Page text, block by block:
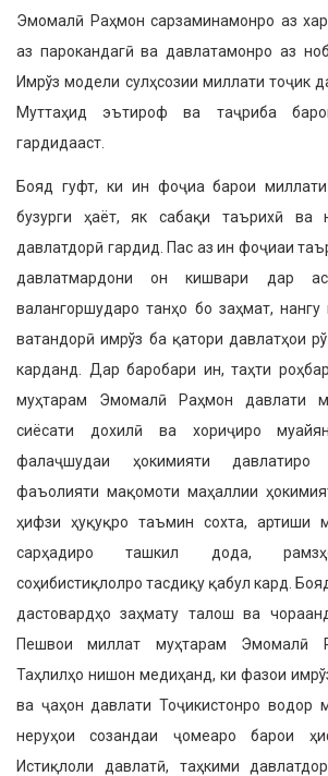
Эмомалӣ Раҳмон сарзаминамонро аз
аз парокандагӣ ва давлатамонро аз
Имрўз модели сулҳсозии миллати тоҷик
Муттаҳид эътироф ва таҷриба
гардидааст.
Бояд гуфт, ки ин фоҷиа барои
бузурги ҳаёт, як сабақи таърихӣ ва
давлатдорӣ гардид. Пас аз ин фоҷиаи
давлатмардони он кишвари дар
валангоршударо танҳо бо заҳмат,
ватандорӣ имрўз ба қатори давлатҳои
карданд. Дар баробари ин, таҳти
муҳтарам Эмомалӣ Раҳмон давлати
сиёсати дохилӣ ва хориҷиро
фалаҷшудаи ҳокимияти давлатиро
фаъолияти мақомоти маҳаллии
ҳифзи ҳуқуқро таъмин сохта, артиши
сарҳадиро ташкил дода,
соҳибистиқлолро тасдиқу қабул кард.
дастовардҳо заҳмату талош ва
Пешвои миллат муҳтарам Эмомалӣ
Таҳлилҳо нишон медиҳанд, ки фазои
ва ҷаҳон давлати Тоҷикистонро водор
неруҳои созандаи ҷомеаро барои
Истиқлоли давлатӣ, таҳкими